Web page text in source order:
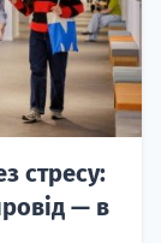
стресу:
— в